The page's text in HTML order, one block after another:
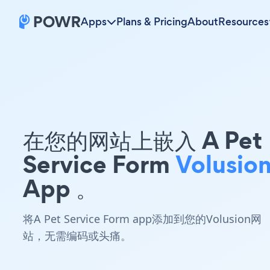
Apps Plans & PricingAboutResources
在您的网站上嵌入 A Pet
Service Form
App 。
将A Pet Service Form app添加到您的Volusion网
站，无需编码或头痛。